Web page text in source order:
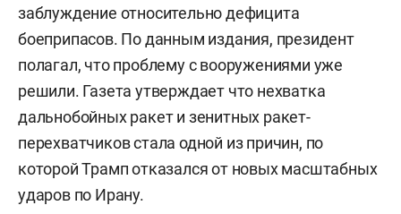
заблуждение относительно дефицита
боеприпасов. По данным издания, президент
полагал, что проблему с вооружениями уже
решили. Газета утверждает что нехватка
дальнобойных ракет и зенитных ракет-
перехватчиков стала одной из причин, по
которой Трамп отказался от новых масштабных
ударов по Ирану.